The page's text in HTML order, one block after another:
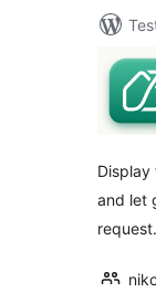
and let
request.